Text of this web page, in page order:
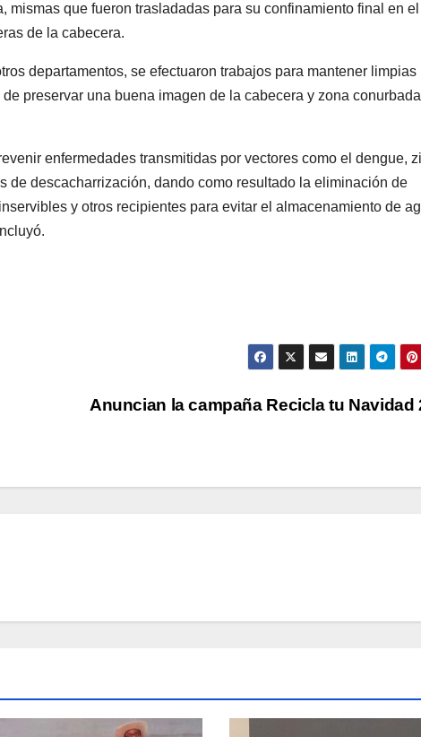
mismas que fueron trasladadas para su confinamiento final en el
de la cabecera.
departamentos, se efectuaron trabajos para mantener limpias
preservar una buena imagen de la cabecera y zona
enfermedades transmitidas por vectores como el dengue,
de descacharrización, dando como resultado la eliminación de
y otros recipientes para evitar el almacenamiento de
Anuncian la campaña Recicla tu Navidad